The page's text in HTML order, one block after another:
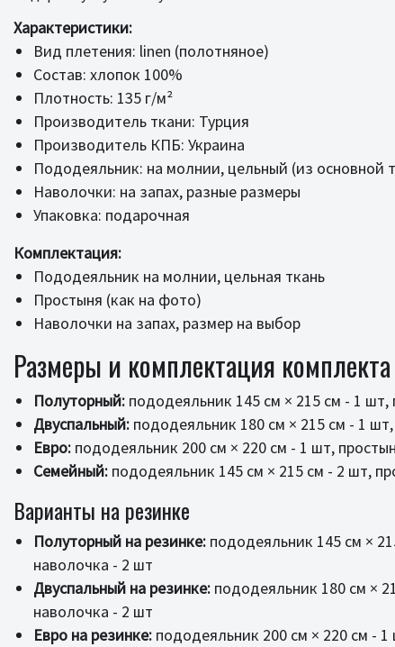
Характеристики:
Вид плетения: linen (полотняное)
Состав: хлопок 100%
Плотность: 135 г/м²
Производитель ткани: Турция
Производитель КПБ: Украина
Пододеяльник: на молнии, цельный (из основной
Наволочки: на запах, разные размеры
Упаковка: подарочная
Комплектация:
Пододеяльник на молнии, цельная ткань
Простыня (как на фото)
Наволочки на запах, размер на выбор
Размеры и комплектация комплекта
Полуторный: пододеяльник 145 см × 215 см - 1
Двуспальный: пододеяльник 180 см × 215 см - 1
Евро: пододеяльник 200 см × 220 см - 1 шт,
Семейный: пододеяльник 145 см × 215 см - 2 шт,
Варианты на резинке
Полуторный на резинке: пододеяльник 145 см ×
наволочка - 2 шт
Двуспальный на резинке: пододеяльник 180 см ×
наволочка - 2 шт
Евро на резинке: пододеяльник 200 см × 220 см -